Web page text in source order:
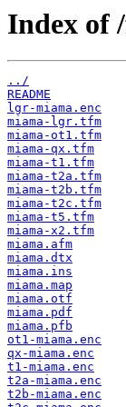
Index of
../
README
lgr-miama.enc
miama-lgr.tfm
miama-ot1.tfm
miama-qx.tfm
miama-t1.tfm
miama-t2a.tfm
miama-t2b.tfm
miama-t2c.tfm
miama-t5.tfm
miama-x2.tfm
miama.afm
miama.dtx
miama.ins
miama.map
miama.otf
miama.pdf
miama.pfb
ot1-miama.enc
qx-miama.enc
t1-miama.enc
t2a-miama.enc
t2b-miama.enc